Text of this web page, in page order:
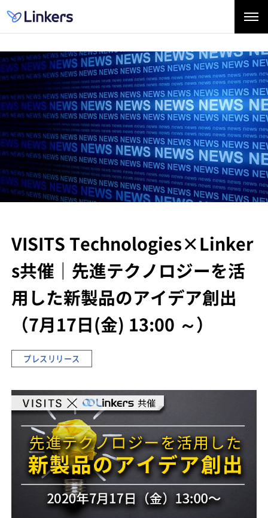
VISITS Technologies×Linker
s共催｜先進テクノロジーを活
用した新製品のアイデア創出
（7月17日(金) 13:00 ～）
プレスリリース